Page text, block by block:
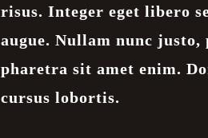
risus. Integer eget libero
augue. Nullam nunc
pharetra sit amet enim.
cursus lobortis.